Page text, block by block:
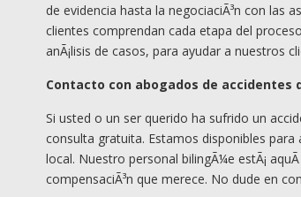
de evidencia hasta la negociaciÃ³n con las
clientes comprendan cada etapa del
anÃ¡lisis de casos, para ayudar a nuestros
Contacto con abogados de accidentes
Si usted o un ser querido ha sufrido un
consulta gratuita. Estamos disponibles
local. Nuestro personal bilingÃ¼e estÃ¡
compensaciÃ³n que merece. No dude en